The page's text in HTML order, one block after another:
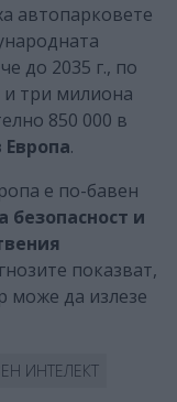
автопарковете
до 2035 г., по
и три милиона
850 000 в
Европа.
е по-бавен
безопасност и
показват,
може да излезе
ИНТЕЛЕКТ